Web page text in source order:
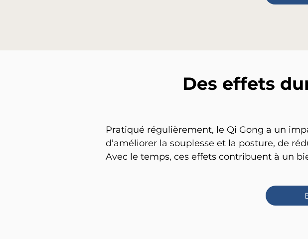
Des effets
Pratiqué régulièrement, le Qi Gong a un
d’améliorer la souplesse et la posture, de
Avec le temps, ces effets contribuent à un